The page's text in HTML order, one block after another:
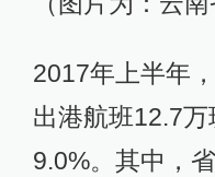
2017年上半年
出港航班12.7
9.0%。其中，